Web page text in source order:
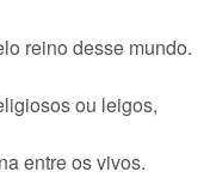
reino desse mundo.
ou leigos,
entre os vivos.